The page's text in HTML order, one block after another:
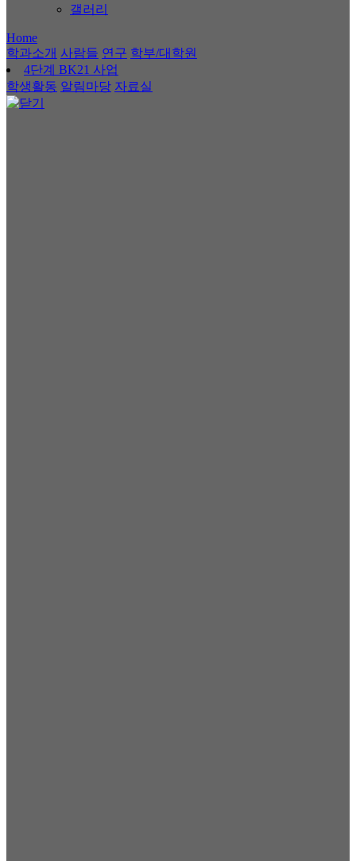
갤러리
Home
학과소개 사람들 연구 학부/대학원
4단계 BK21 사업
학생활동 알림마당 자료실